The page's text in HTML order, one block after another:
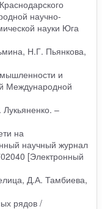
научно-
науки Юга
Н.Г. Пьянкова,
и
Международной
–
на
научный журнал
[Электронный
Д.А. Тамбиева,
рядов /